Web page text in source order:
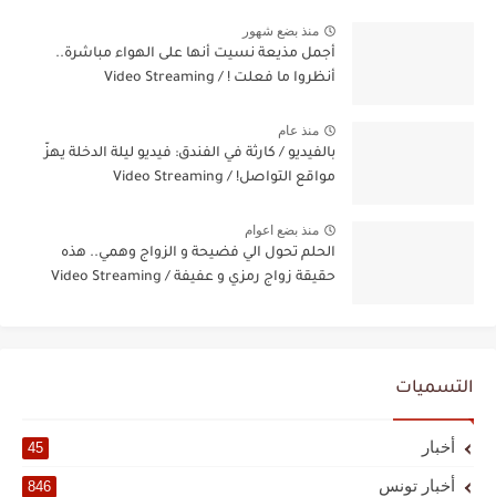
منذ بضع شهور
أجمل مذيعة نسيت أنها على الهواء مباشرة..
أنظروا ما فعلت ! / Video Streaming
منذ عام
بالفيديو / كارثة في الفندق: فيديو ليلة الدخلة يهزّ
مواقع التواصل! / Video Streaming
منذ بضع اعوام
الحلم تحول الي فضيحة و الزواج وهمي.. هذه
حقيقة زواج رمزي و عفيفة / Video Streaming
التسميات
أخبار 45
أخبار تونس 846